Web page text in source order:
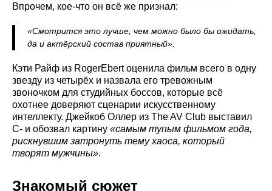
Впрочем, кое-что он всё же признал:
«Смотрится это лучше, чем можно было бы ожидать,
да и актёрский состав приятный».
Кэти Райф из RogerEbert оценила фильм всего в одну
звезду из четырёх и назвала его тревожным
звоночком для студийных боссов, которые всё
охотнее доверяют сценарии искусственному
интеллекту. Джейкоб Оллер из The AV Club выставил
C- и обозвал картину «самым тупым фильмом года,
рискнувшим затронуть тему хаоса, который
творят мужчины».
Знакомый сюжет